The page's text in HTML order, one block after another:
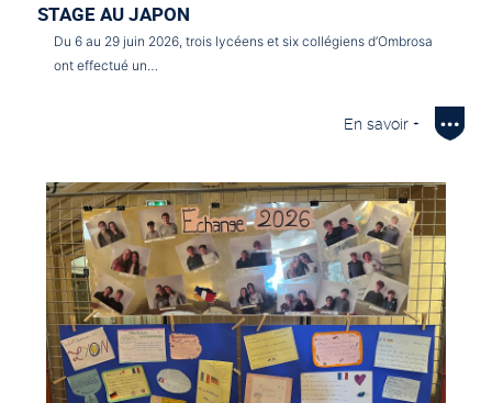
STAGE AU JAPON
Du 6 au 29 juin 2026, trois lycéens et six collégiens d’Ombrosa
ont effectué un…
En savoir +